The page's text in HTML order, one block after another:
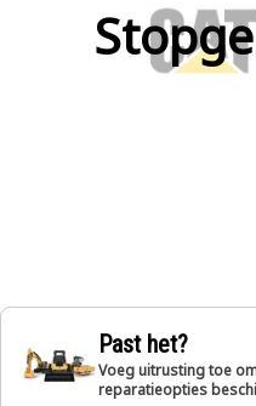
Past het?
Voeg uitrusting toe
reparatieopties